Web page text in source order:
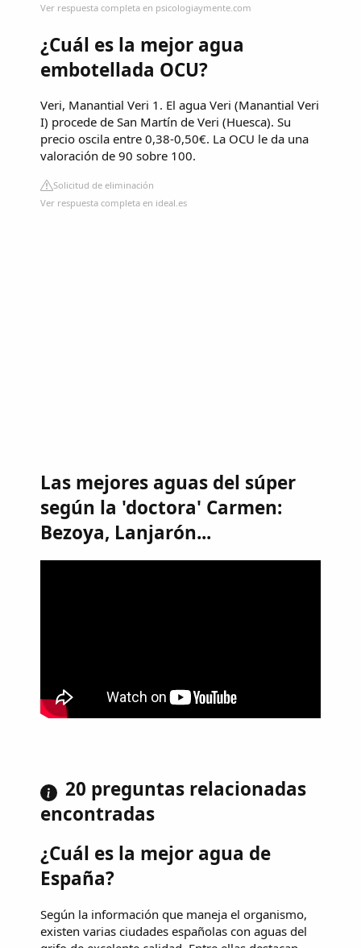
Ver respuesta completa en psicologiaymente.com
¿Cuál es la mejor agua
embotellada OCU?
Veri, Manantial Veri 1. El agua Veri (Manantial Veri
I) procede de San Martín de Veri (Huesca). Su
precio oscila entre 0,38-0,50€. La OCU le da una
valoración de 90 sobre 100.
Solicitud de eliminación
Ver respuesta completa en ideal.es
Las mejores aguas del súper
según la 'doctora' Carmen:
Bezoya, Lanjarón...
20 preguntas relacionadas
encontradas
¿Cuál es la mejor agua de
España?
Según la información que maneja el organismo,
existen varias ciudades españolas con aguas del